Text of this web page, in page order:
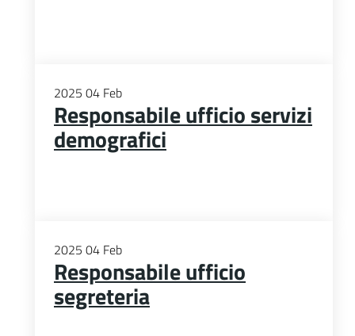
2025 04 Feb
Responsabile ufficio servizi
demografici
2025 04 Feb
Responsabile ufficio
segreteria